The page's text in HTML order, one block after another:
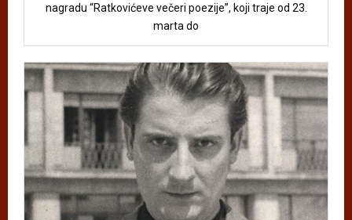
nagradu “Ratkovićeve večeri poezije”, koji traje od 23.
marta do